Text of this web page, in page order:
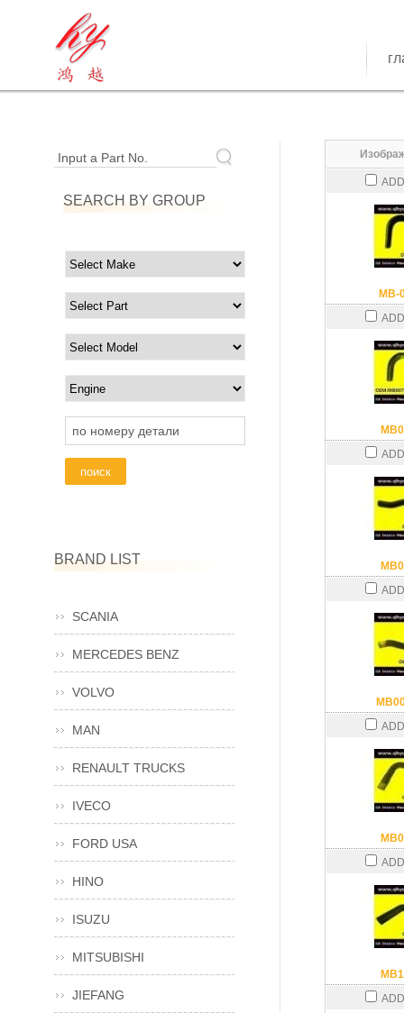
MB-
Input a Part No.
SEARCH BY GROUP
по номеру детали
BRAND LIST
SCANIA
MERCEDES BENZ
VOLVO
MAN
RENAULT TRUCKS
IVECO
FORD USA
HINO
ISUZU
MITSUBISHI
JIEFANG